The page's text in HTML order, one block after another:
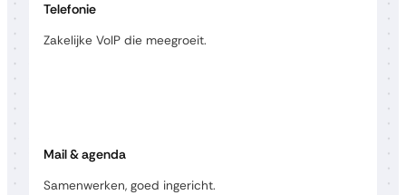
Telefonie
Zakelijke VoIP die meegroeit.
Mail & agenda
Samenwerken, goed ingericht.